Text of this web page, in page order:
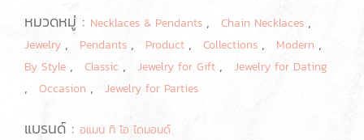
หมวดหมู่ : Necklaces & Pendants , Chain Necklaces ,
Jewelry , Pendants , Product , Collections , Modern ,
By Style , Classic , Jewelry for Gift , Jewelry for Dating
, Occasion , Jewelry for Parties
แบรนด์ : อแมน ทิ โอ ไดมอนด์